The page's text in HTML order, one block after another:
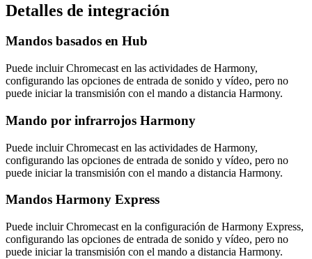
Detalles de integración
Mandos basados en Hub
Puede incluir Chromecast en las actividades de Harmony,
configurando las opciones de entrada de sonido y vídeo, pero no
puede iniciar la transmisión con el mando a distancia Harmony.
Mando por infrarrojos Harmony
Puede incluir Chromecast en las actividades de Harmony,
configurando las opciones de entrada de sonido y vídeo, pero no
puede iniciar la transmisión con el mando a distancia Harmony.
Mandos Harmony Express
Puede incluir Chromecast en la configuración de Harmony Express,
configurando las opciones de entrada de sonido y vídeo, pero no
puede iniciar la transmisión con el mando a distancia Harmony.